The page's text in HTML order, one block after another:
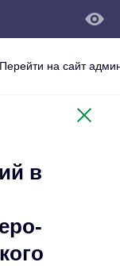
Перейти на сайт
в